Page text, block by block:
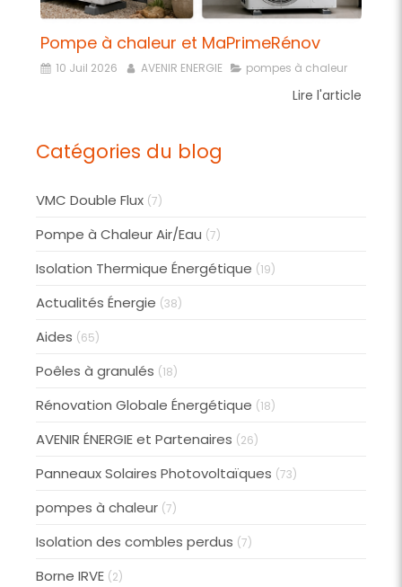
Pompe à chaleur et MaPrimeRénov
10 Juil 2026 AVENIR ENERGIE pompes à chaleur
Lire l'article
Catégories du blog
VMC Double Flux (7)
Pompe à Chaleur Air/Eau (7)
Isolation Thermique Énergétique (19)
Actualités Énergie (38)
Aides (65)
Poêles à granulés (18)
Rénovation Globale Énergétique (18)
AVENIR ÉNERGIE et Partenaires (26)
Panneaux Solaires Photovoltaïques (73)
pompes à chaleur (7)
Isolation des combles perdus (7)
Borne IRVE (2)